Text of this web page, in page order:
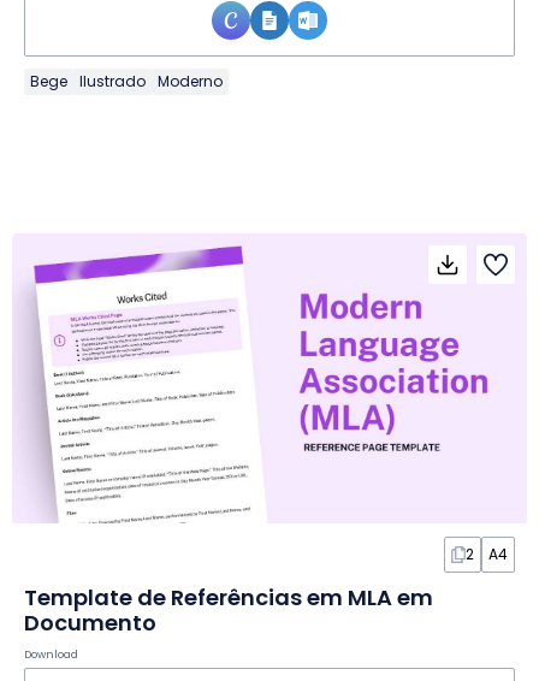
Bege Ilustrado Moderno
2 A4
Template de Referências em MLA em
Documento
Download